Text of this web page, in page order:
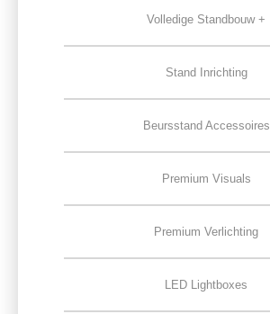
Volledige Standbouw +
Stand Inrichting
Beursstand Accessoires
Premium Visuals
Premium Verlichting
LED Lightboxes